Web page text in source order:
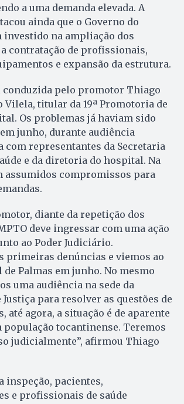
a uma demanda elevada. A
ainda que o Governo do
investido na ampliação dos
contratação de profissionais,
e expansão da estrutura.
conduzida pelo promotor Thiago
Vilela, titular da 19ª Promotoria de
Os problemas já haviam sido
junho, durante audiência
representantes da Secretaria
e da diretoria do hospital. Na
assumidos compromissos para
diante da repetição dos
deve ingressar com uma ação
ao Poder Judiciário.
primeiras denúncias e viemos ao
Palmas em junho. No mesmo
uma audiência na sede da
para resolver as questões de
até agora, a situação é de aparente
população tocantinense. Teremos
judicialmente”, afirmou Thiago
inspeção, pacientes,
e profissionais de saúde